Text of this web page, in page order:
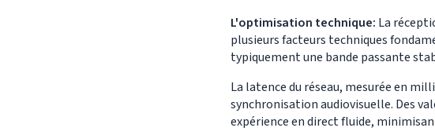
L'optimisation technique: La
plusieurs facteurs techniques
typiquement une bande passante
La latence du réseau, mesurée en
synchronisation audiovisuelle. Des
expérience en direct fluide,